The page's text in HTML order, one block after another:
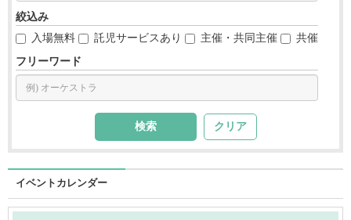
絞込み
入場無料
託児サービスあり 主催・共同主催 共催
フリーワード
クリア
イベントカレンダー